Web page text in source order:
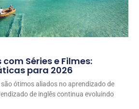
Séries e Filmes:
para 2026
são ótimos aliados no aprendizado de
de inglês continua evoluindo